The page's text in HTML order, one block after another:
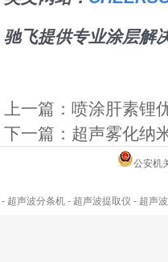
驰飞提供专业涂层解
上一篇： 喷涂肝素锂
下一篇： 超声雾化纳
公安机
- 超声波分条机 - 超声波提取仪 - 超声